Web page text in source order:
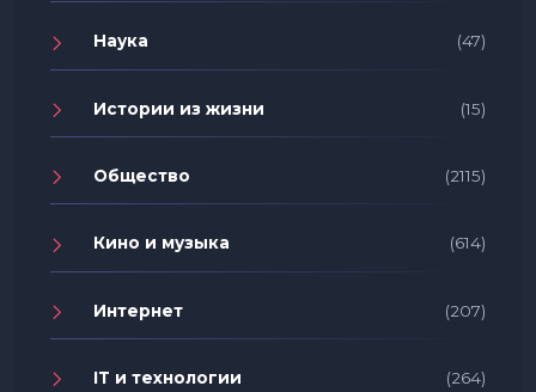
Наука (47)
Истории из жизни (15)
Общество (2115)
Кино и музыка (614)
Интернет (207)
IT и технологии (264)